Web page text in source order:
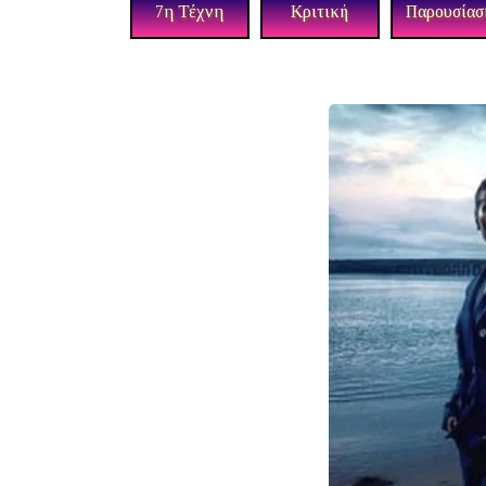
7η Τέχνη Κριτική